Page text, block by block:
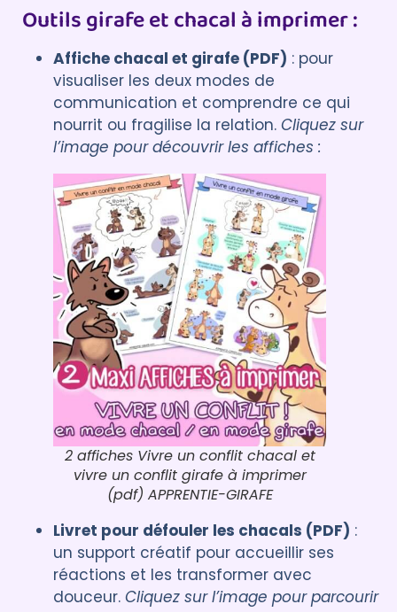
Outils girafe et chacal à imprimer :
Affiche chacal et girafe (PDF) : pour
visualiser les deux modes de
communication et comprendre ce qui
nourrit ou fragilise la relation. Cliquez sur
l’image pour découvrir les affiches :
2 affiches Vivre un conflit chacal et
vivre un conflit girafe à imprimer
(pdf) APPRENTIE-GIRAFE
Livret pour défouler les chacals (PDF) :
un support créatif pour accueillir ses
réactions et les transformer avec
douceur. Cliquez sur l’image pour parcourir